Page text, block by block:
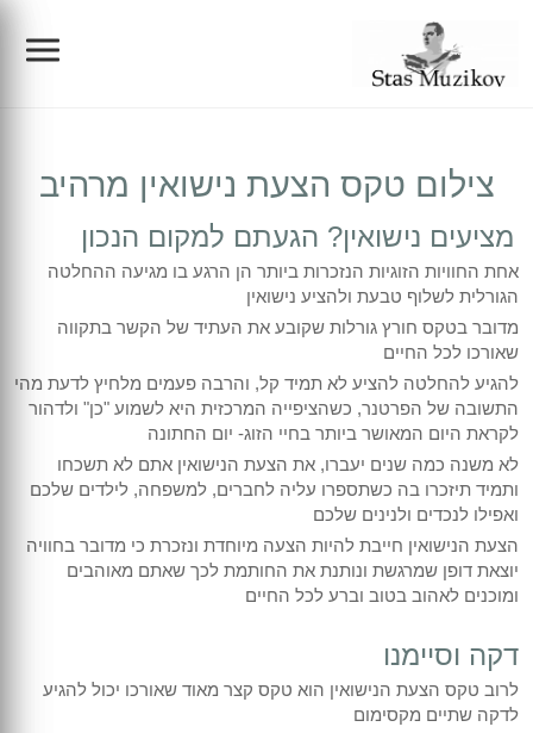
צלם לברית מילה
צילום בריתה
צילום בר מצווה
צילום בת מצווה מצווה
צילום החתונה
צילום אירועים קטנים
צילום יום הולדת
הפקות
הפקת בר מצווה בכותל
בוק בר מצווה
בוק בת מצווה
הפקת קליפים לאירועים
הכנת מצגות מקצועיות
צילום תדמית/פורטרטים/עסקי
צילום מוצרים
סרטי תדמית
צילום אירועי חברה
צילום כנסים והרצאות
בלוג
הריון ולידה
ברית מילה ובריתה
בר/בת מצווה
חתונות וחינות
צילום טקס הצעת נישואין מרהיב
מציעים נישואין? הגעתם למקום הנכון
אחת החוויות הזוגיות הנזכרות ביותר הן הרגע בו מגיעה ההחלטה
הגורלית לשלוף טבעת ולהציע נישואין
מדובר בטקס חורץ גורלות שקובע את העתיד של הקשר בתקווה
שאורכו לכל החיים
להגיע להחלטה להציע לא תמיד קל, והרבה פעמים מלחיץ לדעת מהי
התשובה של הפרטנר, כשהציפייה המרכזית היא לשמוע "כן" ולדהור
לקראת היום המאושר ביותר בחיי הזוג- יום החתונה
לא משנה כמה שנים יעברו, את הצעת הנישואין אתם לא תשכחו
ותמיד תיזכרו בה כשתספרו עליה לחברים, למשפחה, לילדים שלכם
ואפילו לנכדים ולנינים שלכם
הצעת הנישואין חייבת להיות הצעה מיוחדת ונזכרת כי מדובר בחוויה
יוצאת דופן שמרגשת ונותנת את החותמת לכך שאתם מאוהבים
ומוכנים לאהוב בטוב וברע לכל החיים
דקה וסיימנו
לרוב טקס הצעת הנישואין הוא טקס קצר מאוד שאורכו יכול להגיע
לדקה שתיים מקסימום